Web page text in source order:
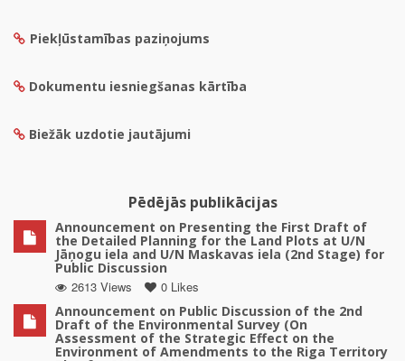
Piekļūstamības paziņojums
Dokumentu iesniegšanas kārtība
Biežāk uzdotie jautājumi
Pēdējās publikācijas
Announcement on Presenting the First Draft of
the Detailed Planning for the Land Plots at U/N
Jāņogu iela and U/N Maskavas iela (2nd Stage) for
Public Discussion
2613 Views
0 Likes
Announcement on Public Discussion of the 2nd
Draft of the Environmental Survey (On
Assessment of the Strategic Effect on the
Environment of Amendments to the Riga Territory